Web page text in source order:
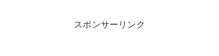
スポンサーリンク